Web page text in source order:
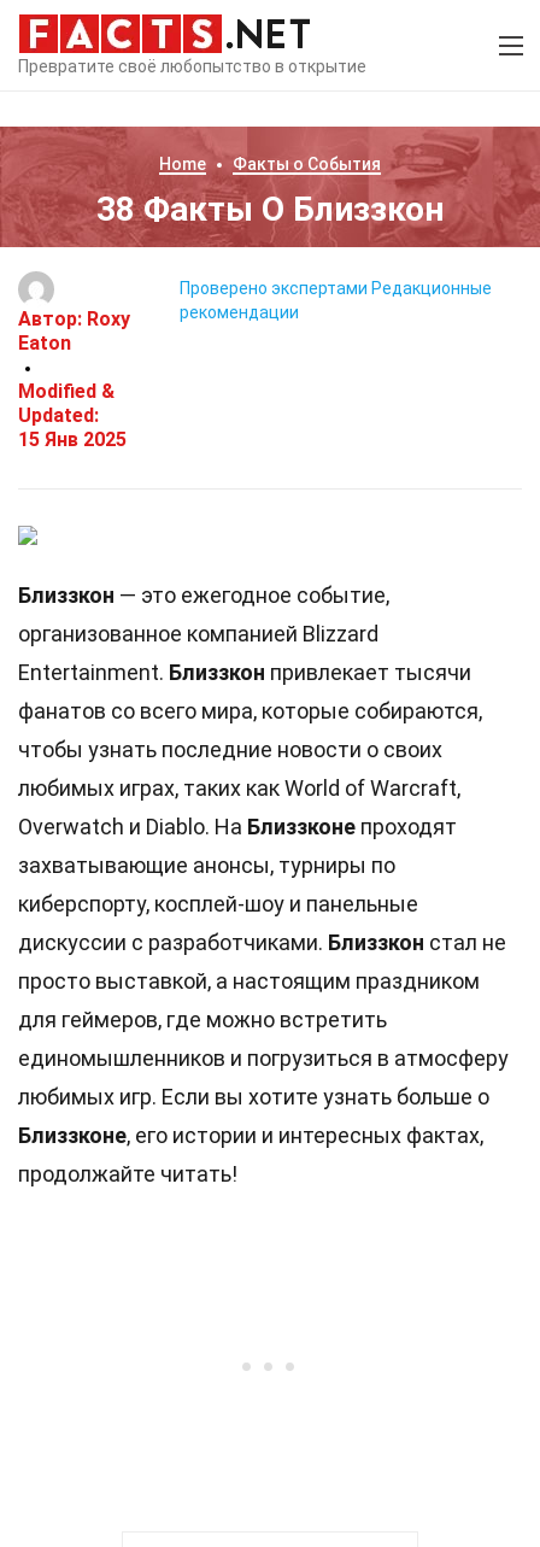
Превратите своё любопытство в открытие
Home Факты о События
38 Факты О Близзкон
Автор: Roxy
Eaton
Modified &
Updated:
15 Янв 2025
Проверено экспертами Редакционные
рекомендации
Близзкон — это ежегодное событие,
организованное компанией Blizzard
Entertainment. Близзкон привлекает тысячи
фанатов со всего мира, которые собираются,
чтобы узнать последние новости о своих
любимых играх, таких как World of Warcraft,
Overwatch и Diablo. На Близзконе проходят
захватывающие анонсы, турниры по
киберспорту, косплей-шоу и панельные
дискуссии с разработчиками. Близзкон стал не
просто выставкой, а настоящим праздником
для геймеров, где можно встретить
единомышленников и погрузиться в атмосферу
любимых игр. Если вы хотите узнать больше о
Близзконе, его истории и интересных фактах,
продолжайте читать!